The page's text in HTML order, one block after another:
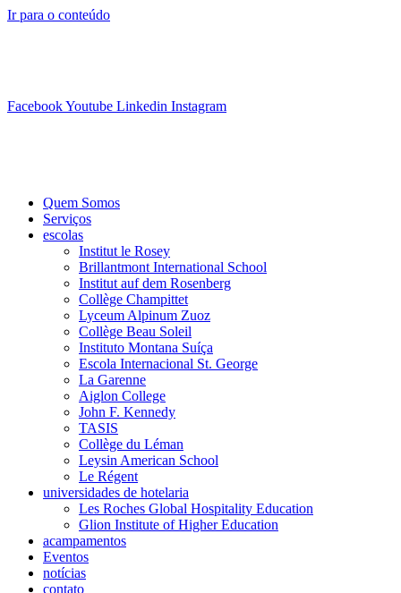
Ir para o conteúdo
FacebookYoutube Linkedin Instagram
Quem Somos
Serviços
escolas
Institut le Rosey
Brillantmont International School
Institut auf dem Rosenberg
Collège Champittet
Lyceum Alpinum Zuoz
Collège Beau Soleil
Instituto Montana Suíça
Escola Internacional St. George
La Garenne
Aiglon College
John F. Kennedy
TASIS
Collège du Léman
Leysin American School
Le Régent
universidades de hotelaria
Les Roches Global Hospitality Education
Glion Institute of Higher Education
acampamentos
Eventos
notícias
contato